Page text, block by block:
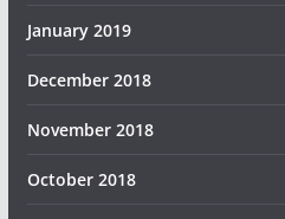
January 2019
December 2018
November 2018
October 2018